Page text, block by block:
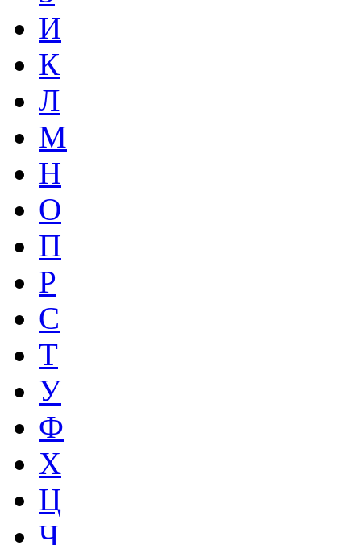
И
К
Л
М
Н
О
П
Р
С
Т
У
Ф
Х
Ц
Ч